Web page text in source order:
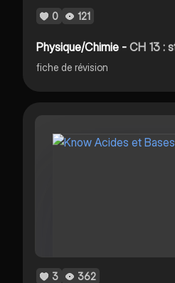
0 121
Physique/Chimie -CH 13 :
fiche de révision
3 362